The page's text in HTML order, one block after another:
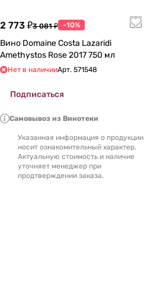
2 773 ₽3 081 ₽ -10%
Вино Domaine Costa Lazaridi
Amethystos Rose 2017 750 мл
Нет в наличииАрт. 571548
Подписаться
Самовывоз из Винотеки
Указанная информация о продукции
носит ознакомительный характер.
Актуальную стоимость и наличие
уточняет менеджер при
продтверждении заказа.